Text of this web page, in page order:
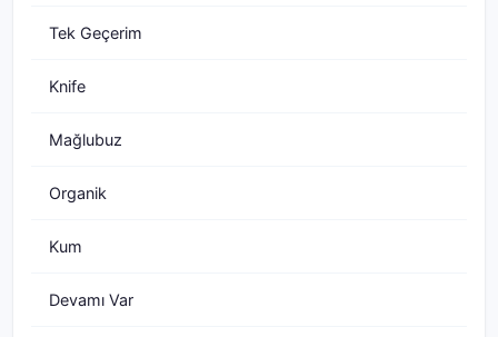
Tek Geçerim
Knife
Mağlubuz
Organik
Kum
Devamı Var